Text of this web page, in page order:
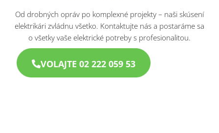
Od drobných opráv po komplexné projekty – naši skúsení
elektrikári zvládnu všetko. Kontaktujte nás a postaráme sa
o všetky vaše elektrické potreby s profesionalitou.
VOLAJTE 02 222 059 53